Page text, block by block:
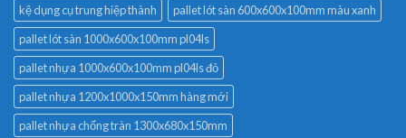
kệ dụng cụ trung hiệp thành
pallet lót sàn 600x600x100mm màu xanh
pallet lót sàn 1000x600x100mm pl04ls
pallet nhựa 1000x600x100mm pl04ls đỏ
pallet nhựa 1200x1000x150mm hàng mới
pallet nhựa chống tràn 1300x680x150mm